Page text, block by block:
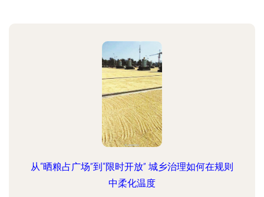
从“晒粮占广场”到“限时开放” 城乡治理如何在规则
中柔化温度